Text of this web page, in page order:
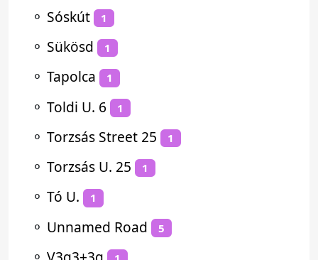
⚬ Sóskút 1
⚬ Sükösd 1
⚬ Tapolca 1
⚬ Toldi U. 6 1
⚬ Torzsás Street 25 1
⚬ Torzsás U. 25 1
⚬ Tó U. 1
⚬ Unnamed Road 5